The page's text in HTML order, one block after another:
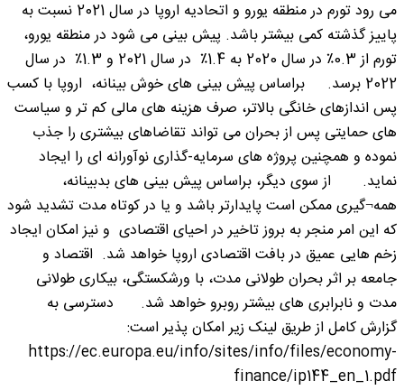
می رود تورم در منطقه یورو و اتحادیه اروپا در سال 2021 نسبت به
پاییز گذشته کمی بیشتر باشد. پیش بینی می شود در منطقه یورو،
تورم از 0.3٪ در سال 2020 به 1.4٪ در سال 2021 و 1.3٪ در سال
2022 برسد. براساس پیش بینی های خوش بینانه، اروپا با کسب
پس اندازهای خانگی بالاتر، صرف هزینه های مالی کم تر و سیاست
های حمایتی پس از بحران می تواند تقاضاهای بیشتری را جذب
نموده و همچنین پروژه های سرمایه-گذاری نوآورانه ای را ایجاد
نماید. از سوی دیگر، براساس پیش بینی های بدبینانه،
همه¬گیری ممکن است پایدارتر باشد و یا در کوتاه مدت تشدید شود
که این امر منجر به بروز تاخیر در احیای اقتصادی و نیز امکان ایجاد
زخم هایی عمیق در بافت اقتصادی اروپا خواهد شد. اقتصاد و
جامعه بر اثر بحران طولانی مدت، با ورشکستگی، بیکاری طولانی
مدت و نابرابری های بیشتر روبرو خواهد شد. دسترسی به
گزارش کامل از طریق لینک زیر امکان پذیر است:
https://ec.europa.eu/info/sites/info/files/economy-
finance/ip144_en_1.pdf